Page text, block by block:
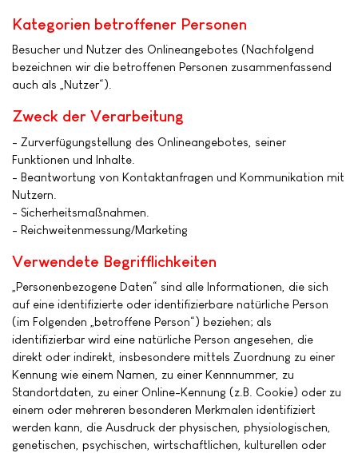
Kategorien betroffener Personen
Besucher und Nutzer des Onlineangebotes (Nachfolgend
bezeichnen wir die betroffenen Personen zusammenfassend
auch als „Nutzer“).
Zweck der Verarbeitung
- Zurverfügungstellung des Onlineangebotes, seiner
Funktionen und Inhalte.
- Beantwortung von Kontaktanfragen und Kommunikation mit
Nutzern.
- Sicherheitsmaßnahmen.
- Reichweitenmessung/Marketing
Verwendete Begrifflichkeiten
„Personenbezogene Daten“ sind alle Informationen, die sich
auf eine identifizierte oder identifizierbare natürliche Person
(im Folgenden „betroffene Person“) beziehen; als
identifizierbar wird eine natürliche Person angesehen, die
direkt oder indirekt, insbesondere mittels Zuordnung zu einer
Kennung wie einem Namen, zu einer Kennnummer, zu
Standortdaten, zu einer Online-Kennung (z.B. Cookie) oder zu
einem oder mehreren besonderen Merkmalen identifiziert
werden kann, die Ausdruck der physischen, physiologischen,
genetischen, psychischen, wirtschaftlichen, kulturellen oder